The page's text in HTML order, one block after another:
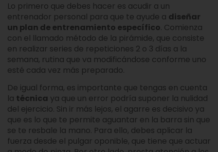
Lo primero que debes hacer es acudir a un
entrenador personal para que te ayude a diseñar
un plan de entrenamiento específico. Comienza
con el llamado método de la pirámide, que consiste
en realizar series de repeticiones 2 o 3 días a la
semana, rutina que va modificándose conforme uno
esté cada vez más preparado.
De igual forma, es importante que tengas en cuenta
la técnica ya que un error podría suponer la nulidad
del ejercicio. Sin ir más lejos, el agarre es decisivo ya
que es lo que te permite aguantar en la barra sin que
se te resbale la mano. Para ello, debes aplicar la
fuerza desde el pulgar oponible, que tiene que actuar